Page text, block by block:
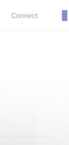
Connect